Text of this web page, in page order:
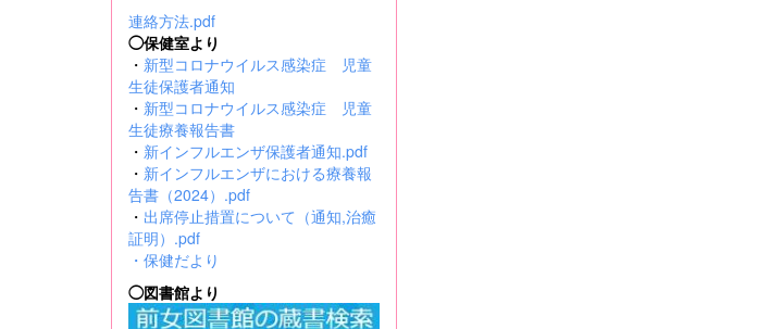
連絡方法.pdf
◯保健室より
・ 新型コロナウイルス感染症 児童
生徒保護者通知
・ 新型コロナウイルス感染症 児童
生徒療養報告書
・ 新インフルエンザ保護者通知.pdf
・ 新インフルエンザにおける療養報
告書（2024）.pdf
・ 出席停止措置について（通知,治癒
証明）.pdf
・ 保健だより
◯図書館より